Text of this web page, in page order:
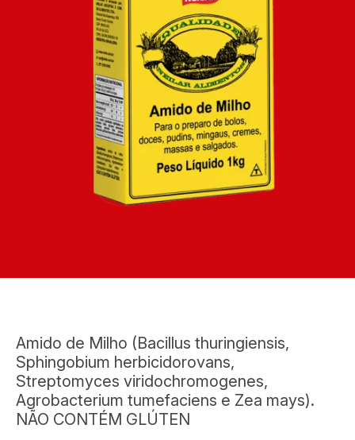
Amido de Milho (Bacillus thuringiensis,
Sphingobium herbicidorovans,
Streptomyces viridochromogenes,
Agrobacterium tumefaciens e Zea mays).
NÃO CONTÉM GLÚTEN